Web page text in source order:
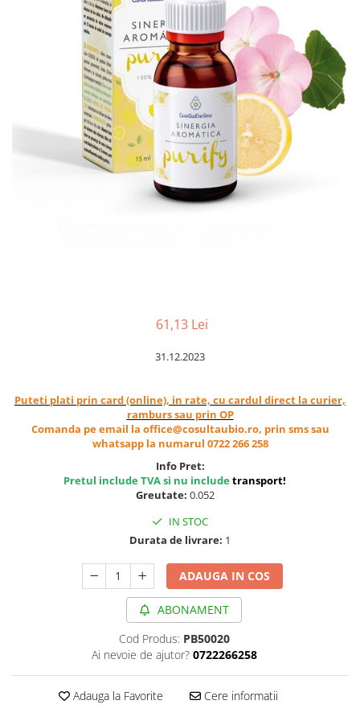
Ceaiuri diverse si accesorii
Vinuri, bere si alte bauturi
Siropuri naturale
Energizante
Lactate
Bauturi vegetale
Orez, Faina si Premixuri
Conserve, Pateuri, creme
Leguminoase si seminte
Fermenti si gelifianti
Produse din soia
Sare si inlocuitori
61,13 Lei
31.12.2023
Puteti plati prin card (online), in rate, cu cardul direct la curier,
ramburs sau prin OP
Comanda pe email la office@cosultaubio.ro, prin sms sau
whatsapp la numarul 0722 266 258
Info Pret:
Pretul include TVA si nu includetransport!
Greutate: 0.052
IN STOC
Durata de livrare: 1
ADAUGA IN COS
ABONAMENT
Cod Produs: PB50020
Ai nevoie de ajutor? 0722266258
Adauga la Favorite Cere informatii